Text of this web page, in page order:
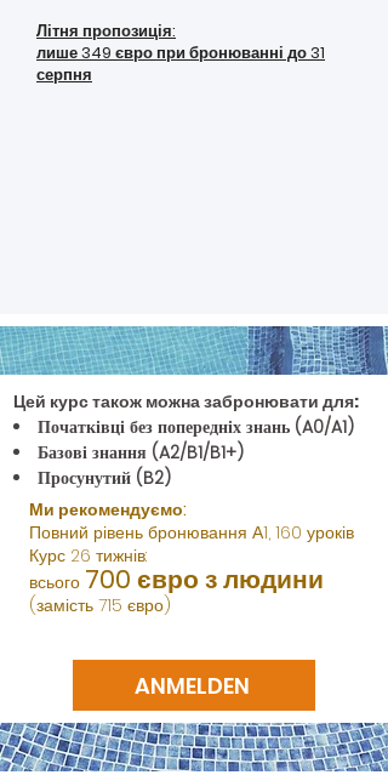
Літня пропозиція:
лише 349 євро при бронюванні до 31
серпня
Цей курс також можна забронювати для:
Початківці без попередніх знань (A0/A1)
Базові знання (A2/B1/B1+)
Просунутий (B2)
Ми рекомендуємо:
Повний рівень бронювання А1, 160 уроків
Курс 26 тижнів:
всього 700 євро з людини
(замість 715 євро)
ANMELDEN